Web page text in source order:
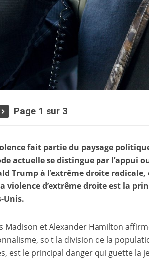
Page 1 sur 3
fait partie du paysage
actuelle se distingue par l’appui
Trump à l’extrême droite radicale,
violence d’extrême droite est la
Unis.
Madison et Alexander Hamilton
soit la division de la
est le principal danger qui guette la